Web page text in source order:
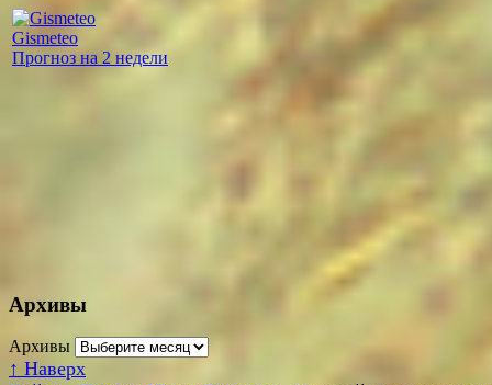
Gismeteo
Прогноз на 2 недели
Архивы
Архивы
↑ Наверх